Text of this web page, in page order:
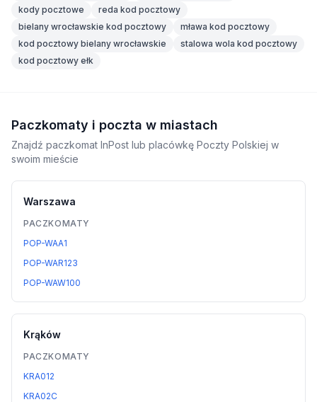
kody pocztowe
reda kod pocztowy
bielany wrocławskie kod pocztowy
mława kod pocztowy
kod pocztowy bielany wrocławskie
stalowa wola kod pocztowy
kod pocztowy ełk
Paczkomaty i poczta w miastach
Znajdź paczkomat InPost lub placówkę Poczty Polskiej w
swoim mieście
Warszawa
PACZKOMATY
POP-WAA1
POP-WAR123
POP-WAW100
Krąków
PACZKOMATY
KRA012
KRA02C